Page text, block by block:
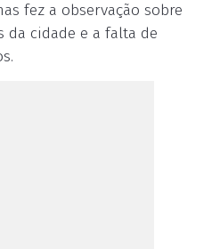
fez a observação sobre
da cidade e a falta de